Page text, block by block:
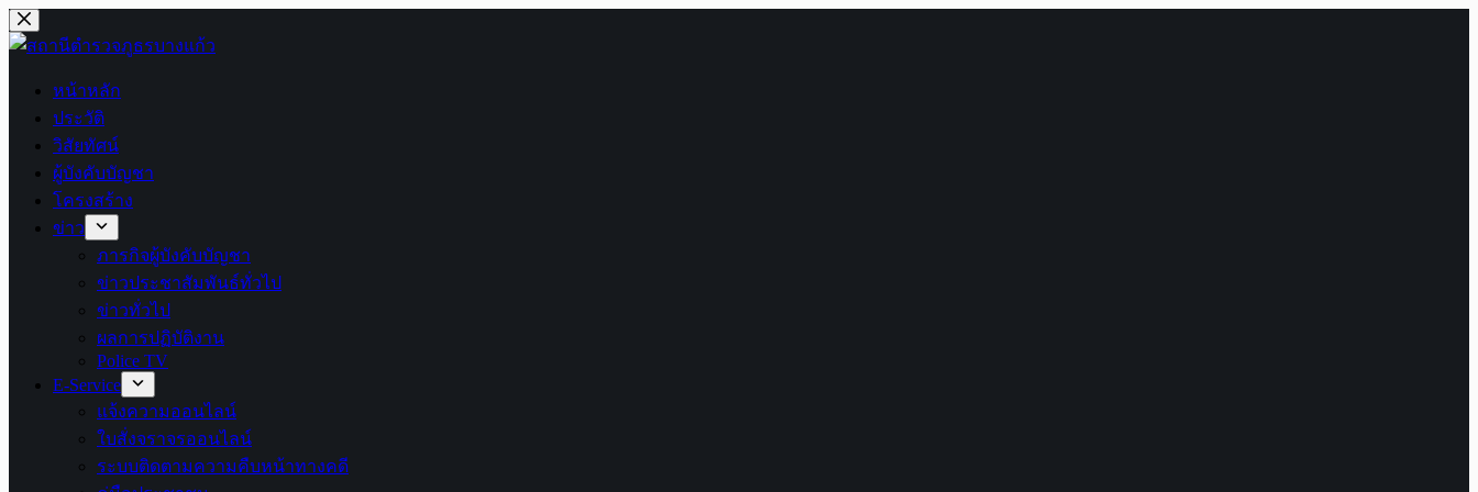
หน้าหลัก
ประวัติ
วิสัยทัศน์
ผู้บังคับบัญชา
โครงสร้าง
ข่าว
ภารกิจผู้บังคับบัญชา
ข่าวประชาสัมพันธ์ทั่วไป
ข่าวทั่วไป
ผลการปฏิบัติงาน
Police TV
E-Service
แจ้งความออนไลน์
ใบสั่งจราจรออนไลน์
ระบบติดตามความคืบหน้าทางคดี